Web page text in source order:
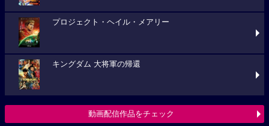
プロジェクト・ヘイル・メアリー
キングダム 大将軍の帰還
動画配信作品をチェック